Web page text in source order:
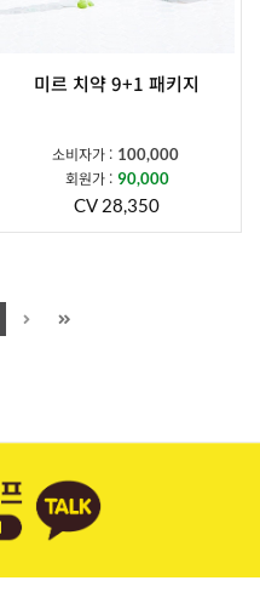
미르 치약 9+1 패키지
소비자가 : 100,000
회원가 : 90,000
CV 28,350